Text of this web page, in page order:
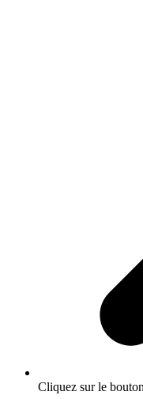
Cliquez sur le